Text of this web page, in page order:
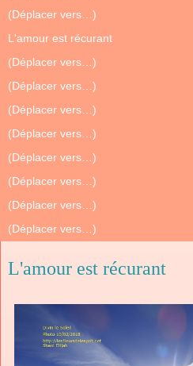
L'amour est récurant